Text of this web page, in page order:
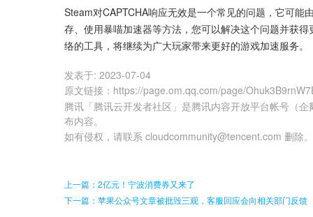
Steam对CAPTCHA响应无效是一个常见的问题，它可
存、使用暴喵加速器等方法，您可以解决这个问题并获
络的工具，将继续为广大玩家带来更好的游戏加速服务。
发表于: 2023-07-04
原文链接 ： https://page.om.qq.com/page/
腾讯「腾讯云开发者社区」是腾讯内容开放平台帐号（
布内容。
如有侵权，请联系 cloudcommunity@tencent.com 删除。
上一篇：2亿元！宁波消费券又来了
下一篇：苹果公众号文章被批毁三观，客服回应会向相关部门反馈